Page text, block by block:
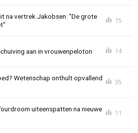
na vertrek Jakobsen: "De grote
15
aan in vrouwenpeloton 14
Wetenschap onthult opvallend
35
uiteenspatten na nieuwe
11